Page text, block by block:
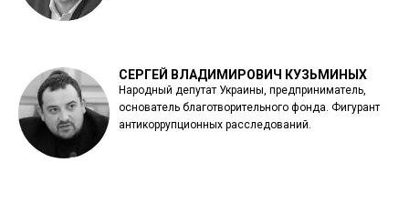
СЕРГЕЙ ВЛАДИМИРОВИЧ КУЗЬМИНЫХ
Народный депутат Украины, предприниматель,
основатель благотворительного фонда. Фигурант
антикоррупционных расследований.